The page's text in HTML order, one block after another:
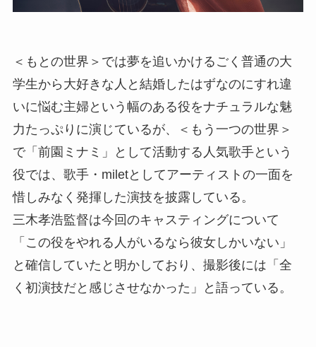
＜もとの世界＞では夢を追いかけるごく普通の大
学生から大好きな人と結婚したはずなのにすれ違
いに悩む主婦という幅のある役をナチュラルな魅
力たっぷりに演じているが、＜もう一つの世界＞
で「前園ミナミ」として活動する人気歌手という
役では、歌手・miletとしてアーティストの一面を
惜しみなく発揮した演技を披露している。
三木孝浩監督は今回のキャスティングについて
「この役をやれる人がいるなら彼女しかいない」
と確信していたと明かしており、撮影後には「全
く初演技だと感じさせなかった」と語っている。